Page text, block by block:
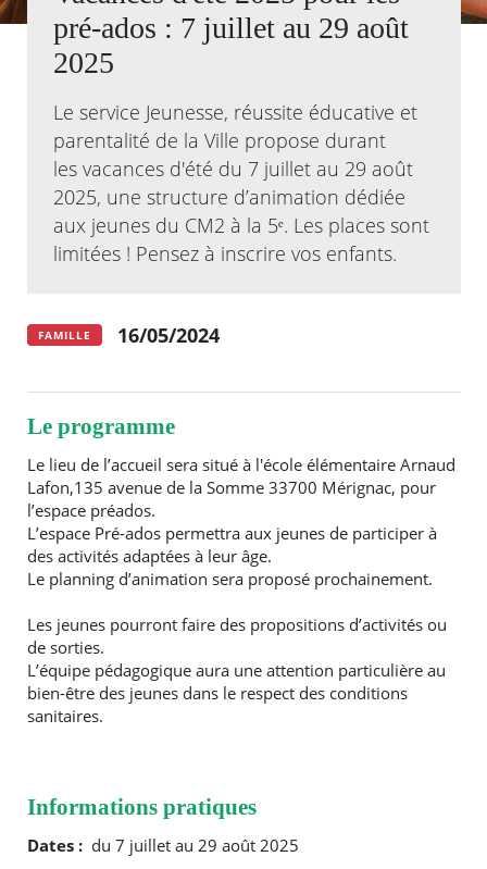
Agenda
Actualités
Kiosque
Espace de services en ligne
Facebook
X Instagram
YoutubeLinkedin
RECHERCHER ...
pré-ados : 7 juillet au 29 août
2025
Le service Jeunesse, réussite éducative et
parentalité de la Ville propose durant
les vacances d'été du 7 juillet au 29 août
2025, une structure d’animation dédiée
aux jeunes du CM2 à la 5ᵉ. Les places sont
limitées ! Pensez à inscrire vos enfants.
FAMILLE 16/05/2024
Le programme
Le lieu de l’accueil sera situé à l'école élémentaire Arnaud
Lafon,135 avenue de la Somme 33700 Mérignac, pour
l’espace préados.
L’espace Pré-ados permettra aux jeunes de participer à
des activités adaptées à leur âge.
Le planning d’animation sera proposé prochainement.
Les jeunes pourront faire des propositions d’activités ou
de sorties.
L’équipe pédagogique aura une attention particulière au
bien-être des jeunes dans le respect des conditions
sanitaires.
Informations pratiques
Dates :du 7 juillet au 29 août 2025